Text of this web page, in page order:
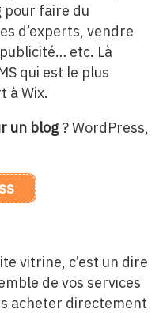
pour faire du
d’experts, vendre
etc. Là
qui est le plus
à Wix.
un blog? WordPress,
vitrine, c’est un dire
de vos services
acheter directement